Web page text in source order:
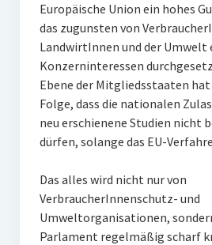
Europäische Union ein hohes
das zugunsten von
LandwirtInnen und der Umwelt
Konzerninteressen
Ebene der Mitgliedsstaaten
Folge, dass die nationalen
neu erschienene Studien nicht
dürfen, solange das EU-
Das alles wird nicht nur von
VerbraucherInnenschutz- und
Umweltorganisationen,
Parlament regelmäßig scharf